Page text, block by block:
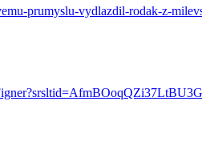
prumyslu-vydlazdil-rodak-z-